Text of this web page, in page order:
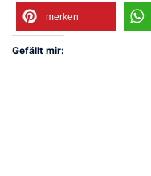
merken
Gefällt mir: